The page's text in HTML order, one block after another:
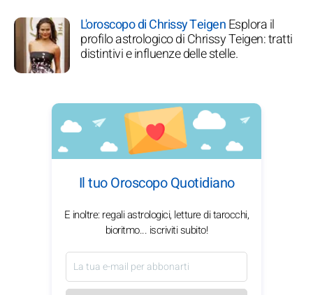
L'oroscopo di Chrissy TeigenEsplora il
profilo astrologico di Chrissy Teigen: tratti
distintivi e influenze delle stelle.
Il tuo Oroscopo Quotidiano
E inoltre: regali astrologici, letture di tarocchi,
bioritmo... iscriviti subito!